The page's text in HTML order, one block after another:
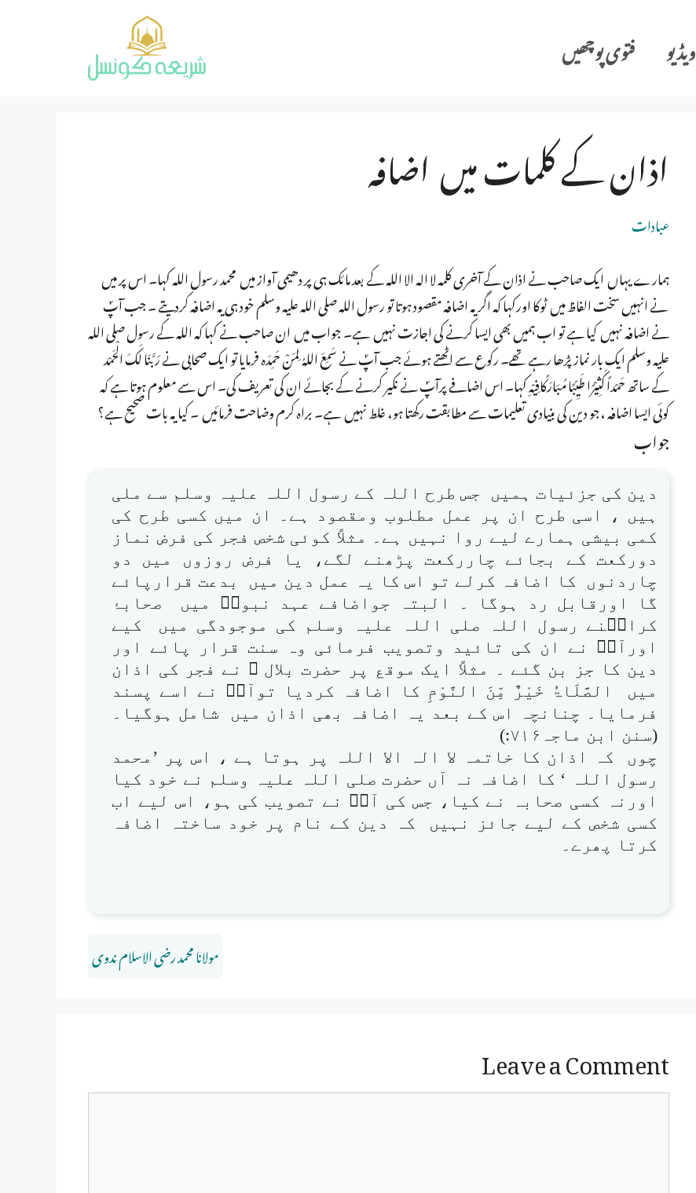
ویڈیو فتوی پوچھیں
اذان کے کلمات میں اضافہ
عبادات
ہمارے یہاں ایک صاحب نے اذان کے آخری کلمہ لا الہ الا اللہ کے بعد مائک ہی پر دھیمی آواز میں محمد رسول اللہ کہا۔ اس پر میں
نے انہیں سخت الفاظ میں ٹوکا اورکہا کہ اگر یہ اضافہ مقصود ہوتا تو رسول اللہ صلی اللہ علیہ وسلم خود ہی یہ اضافہ کردیتے ۔ جب آپؐ
نے اضافہ نہیں کیا ہے تو اب ہمیں بھی ایسا کرنے کی اجازت نہیں ہے۔ جواب میں ان صاحب نے کہا کہ اللہ کے رسول صلی اللہ
علیہ وسلم ایک بار نماز پڑھا رہے تھے۔ رکوع سے اٹھتے ہوئے جب آپؐ نے سَمِعَ اللہُ لِمَنْ حَمِدَہ فرمایا تو ایک صحابی نے رَبَّنَا لَکَ الْحَمْد
کے ساتھ حَمْداً کَثِیْرًا طَیِّبًا مُبَارَکًافِیْہِ کہا۔ اس اضافے پرآپؐ نے نکیر کرنے کے بجائے ان کی تعریف کی۔ اس سے معلوم ہوتا ہے کہ
کوئی ایسا اضافہ ،جو دین کی بنیادی تعلیمات سے مطابقت رکھتا ہو، غلط نہیں ہے۔ براہ کرم وضاحت فرمائیں ۔ کیا یہ بات صحیح ہے؟
جواب
دین کی جزئیات ہمیں جس طرح اللہ کے رسول اللہ علیہ وسلم سے ملی
ہیں ، اسی طرح ان پر عمل مطلوب ومقصود ہے۔ ان میں کسی طرح کی
کمی بیشی ہمارے لیے روا نہیں ہے۔ مثلاً کوئی شخص فجر کی فرض نماز
دورکعت کے بجائے چاررکعت پڑھنے لگے، یا فرض روزوں میں دو
چاردنوں کا اضافہ کرلے تو اس کا یہ عمل دین میں بدعت قرارپائے
گا اورقابل رد ہوگا ۔ البتہ جواضافے عہد نبویؐ میں صحابۂ
کرامؓنے رسول اللہ صلی اللہ علیہ وسلم کی موجودگی میں کیے
اورآپؐ نے ان کی تائید وتصویب فرمائی وہ سنت قرار پائے اور
دین کا جز بن گئے ۔ مثلاً ایک موقع پر حضرت بلال ؓ نے فجر کی اذان
میں الصَّلَاۃُ خَیْرٌ مِّنَ النَّوْمِ کا اضافہ کردیا توآپؐ نے اسے پسند
فرمایا۔ چنانچہ اس کے بعد یہ اضافہ بھی اذان میں شامل ہوگیا۔
(سنن ابن ماجہ۷۱۶:)
چوں کہ اذان کا خاتمہ لا الہ الا اللہ پر ہوتا ہے ، اس پر ’محمد
رسول اللہ ‘ کا اضافہ نہ آں حضرت صلی اللہ علیہ وسلم نے خود کیا
اورنہ کسی صحابہ نے کیا، جس کی آپؐ نے تصویب کی ہو، اس لیے اب
کسی شخص کے لیے جائز نہیں کہ دین کے نام پر خود ساختہ اضافہ
کرتا پھرے۔
مولانا محمد رضی الاسلام ندوی
Leave a Comment